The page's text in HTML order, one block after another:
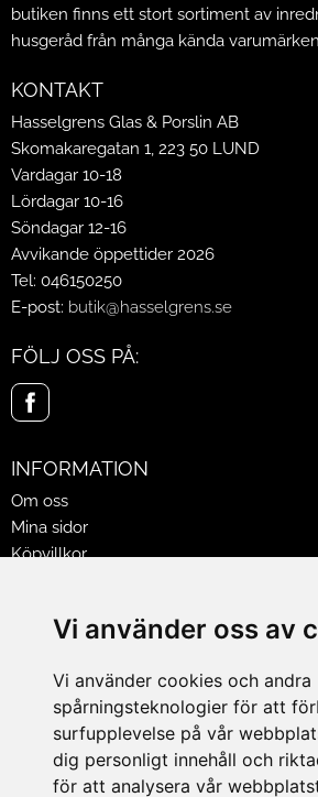
Vi använder oss av
Vi använder cookies och andra
spårningsteknologier för att
surfupplevelse på vår
dig personligt innehåll och
för att analysera vår
butiken finns ett stort sortiment av
husgeråd från många kända
KONTAKT
Hasselgrens Glas & Porslin AB
Skomakaregatan 1, 223 50 LUND
Vardagar 10-18
Lördagar 10-16
Söndagar 12-16
Avvikande öppettider 2026
Tel: 046150250
E-post: butik@hasselgrens.se
FÖLJ OSS PÅ:
INFORMATION
Om oss
Mina sidor
Köpvillkor
Jobba på Hasselgrens
LEVERANS